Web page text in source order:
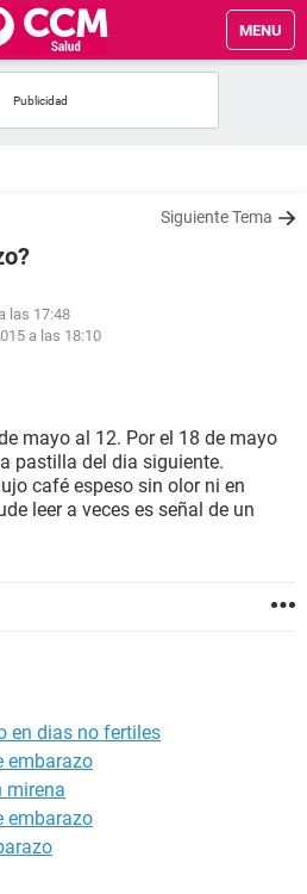
MENU
Siguiente Tema
las 17:48
a las 18:10
mayo al 12. Por el 18 de mayo
pastilla del dia siguiente.
café espeso sin olor ni en
leer a veces es señal de un
en dias no fertiles
embarazo
mirena
embarazo